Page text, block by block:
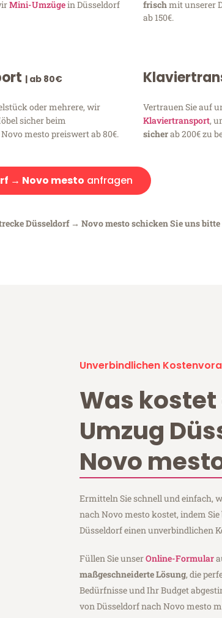
Mini-Umzügein Düsseldorf
frischmit unserer
ab 150€.
| ab 80€
oder mehrere, wir
sicher beim
mesto preiswert ab 80€.
Vertrauen Sie auf
Klaviertransport,
sicherab 200€ zu
→ Novo mesto anfragen
Düsseldorf → Novo mesto schicken Sie uns
Unverbindlichen
Was kostet
Umzug
Novo
Ermitteln Sie schnell und einfach,
nach Novo mesto kostet, indem
Düsseldorf einen unverbindlichen
Füllen Sie unserOnline-Formular
maßgeschneiderte Lösung, die
Bedürfnisse und Ihr Budget
von Düsseldorf nach Novo mesto